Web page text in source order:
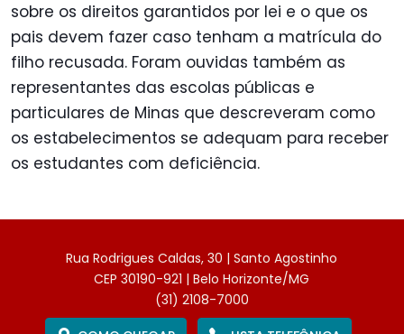
sobre os direitos garantidos por lei e o que os
pais devem fazer caso tenham a matrícula do
filho recusada. Foram ouvidas também as
representantes das escolas públicas e
particulares de Minas que descreveram como
os estabelecimentos se adequam para receber
os estudantes com deficiência.
Rua Rodrigues Caldas, 30 | Santo Agostinho
CEP 30190-921 | Belo Horizonte/MG
(31) 2108-7000